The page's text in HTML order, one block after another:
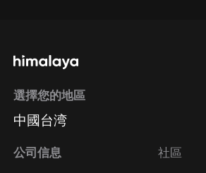
選擇您的地區
中國台湾
公司信息 社區